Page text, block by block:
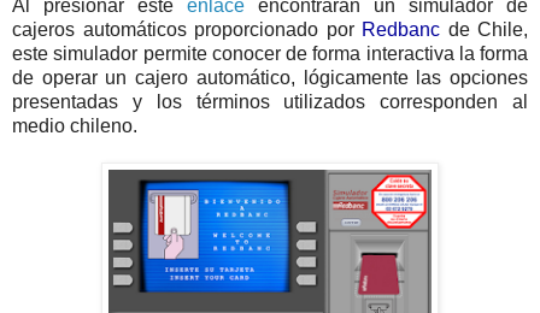
Al presionar este enlace encontrarán un simulador de
cajeros automáticos proporcionado por Redbanc de Chile,
este simulador permite conocer de forma interactiva la forma
de operar un cajero automático, lógicamente las opciones
presentadas y los términos utilizados corresponden al
medio chileno.